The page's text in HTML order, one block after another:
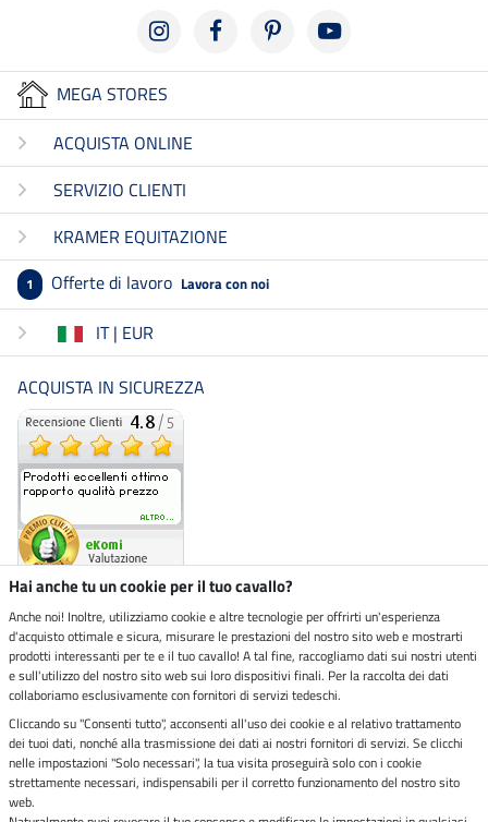
MEGA STORES
ACQUISTA ONLINE
SERVIZIO CLIENTI
KRAMER EQUITAZIONE
1 Offerte di lavoro Lavora con noi
IT | EUR
ACQUISTA IN SICUREZZA
Negozio ecosostenibile
Spedizioni tramite
Paga in sicurezza con
Hai anche tu un cookie per il tuo cavallo?
Anche noi! Inoltre, utilizziamo cookie e altre tecnologie per offrirti un'esperienza
d'acquisto ottimale e sicura, misurare le prestazioni del nostro sito web e mostrarti
prodotti interessanti per te e il tuo cavallo! A tal fine, raccogliamo dati sui nostri utenti
e sull'utilizzo del nostro sito web sui loro dispositivi finali. Per la raccolta dei dati
collaboriamo esclusivamente con fornitori di servizi tedeschi.
Cliccando su "Consenti tutto", acconsenti all'uso dei cookie e al relativo trattamento
dei tuoi dati, nonché alla trasmissione dei dati ai nostri fornitori di servizi. Se clicchi
nelle impostazioni "Solo necessari", la tua visita proseguirà solo con i cookie
strettamente necessari, indispensabili per il corretto funzionamento del nostro sito
web.